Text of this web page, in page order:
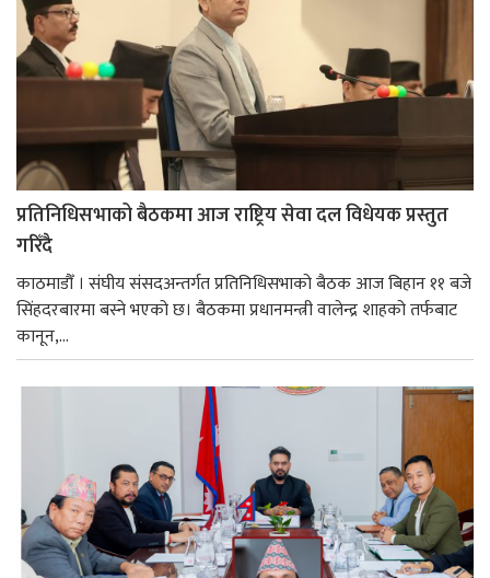
प्रतिनिधिसभाको बैठकमा आज राष्ट्रिय सेवा दल विधेयक प्रस्तुत
गरिँदै
काठमाडौँ । संघीय संसदअन्तर्गत प्रतिनिधिसभाको बैठक आज बिहान ११ बजे
सिंहदरबारमा बस्ने भएको छ। बैठकमा प्रधानमन्त्री वालेन्द्र शाहको तर्फबाट
कानून,...